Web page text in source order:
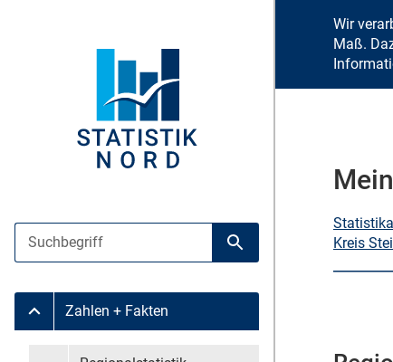
Suche
Suche starten
Untermenü Zahlen + Fakten
Zahlen + Fakten
Wir
Maß.
Kreis